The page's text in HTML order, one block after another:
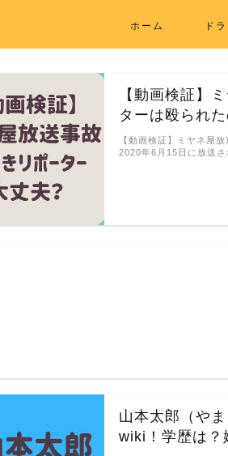
ホーム ド
【動画検証】
ターは殴られ
【動画検証】ミヤネ屋
2020年6月15日に放送
山本太郎（や
wiki！学歴は？